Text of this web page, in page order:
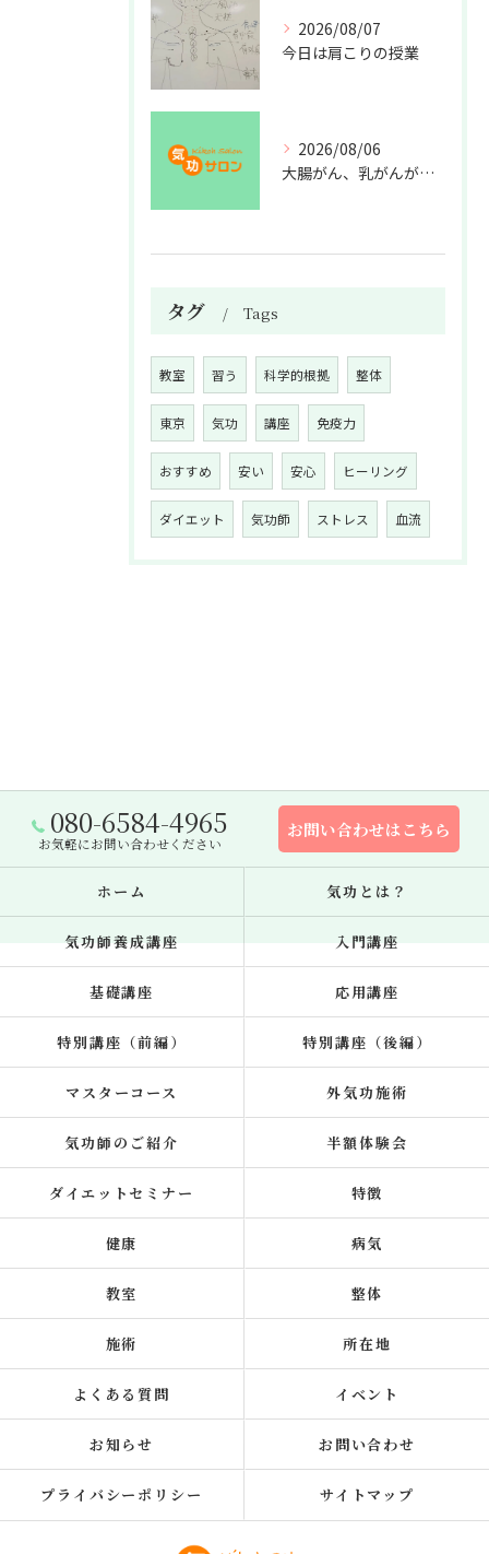
2026/08/07
今日は肩こりの授業
2026/08/06
大腸がん、乳がんが増えた理由
タグ Tags
教室 習う 科学的根拠 整体
東京 気功 講座 免疫力
おすすめ 安い 安心 ヒーリング
ダイエット 気功師 ストレス 血流
080-6584-4965
お気軽にお問い合わせください
お問い合わせはこちら
ホーム 気功とは？
気功師養成講座 入門講座
基礎講座 応用講座
特別講座（前編） 特別講座（後編）
マスターコース 外気功施術
気功師のご紹介 半額体験会
ダイエットセミナー 特徴
健康 病気
教室 整体
施術 所在地
よくある質問 イベント
お知らせ お問い合わせ
プライバシーポリシー サイトマップ